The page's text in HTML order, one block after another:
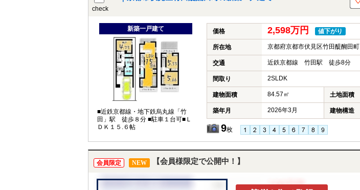
check
新築一戸建て
■近鉄京都線・地下鉄烏丸線「竹
田」駅 徒歩８分 ■駐車１台可■Ｌ
ＤＫ１５.６帖
価格 2,598万円 値下がり
所在地 京都府京都市伏見区竹田醍醐田町
交通 近鉄京都線 竹田駅 徒歩8分
間取り 2SLDK
建物面積 84.57㎡ 土地面積
築年月 2026年3月 建物構造
9枚
会員限定 NEW 【会員様限定で公開中！】